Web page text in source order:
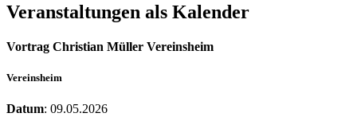
Veranstaltungen als Kalender
Vortrag Christian Müller Vereinsheim
Vereinsheim
Datum: 09.05.2026